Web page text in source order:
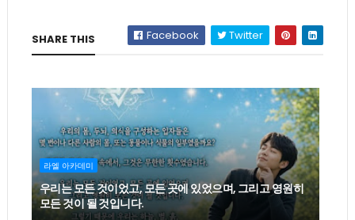
SHARE THIS Facebook Twitter
라엘 아카데미
우리는 모든 것이었고, 모든 곳에 있었으며, 그리고 영원히
모든 것이 될 것입니다.